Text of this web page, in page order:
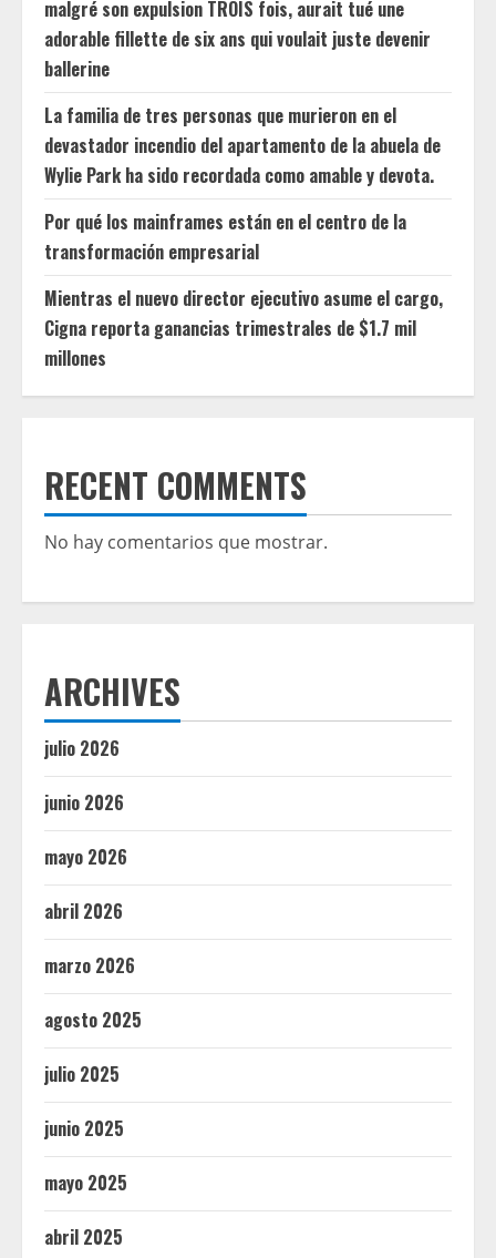
malgré son expulsion TROIS fois, aurait tué une
adorable fillette de six ans qui voulait juste devenir
ballerine
La familia de tres personas que murieron en el
devastador incendio del apartamento de la abuela de
Wylie Park ha sido recordada como amable y devota.
Por qué los mainframes están en el centro de la
transformación empresarial
Mientras el nuevo director ejecutivo asume el cargo,
Cigna reporta ganancias trimestrales de $1.7 mil
millones
RECENT COMMENTS
No hay comentarios que mostrar.
ARCHIVES
julio 2026
junio 2026
mayo 2026
abril 2026
marzo 2026
agosto 2025
julio 2025
junio 2025
mayo 2025
abril 2025